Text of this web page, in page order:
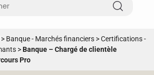
> Banque - Marchés financiers >Certifications -
>Banque – Chargé de clientèle
Pro